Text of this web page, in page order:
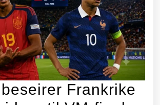
Frankrike